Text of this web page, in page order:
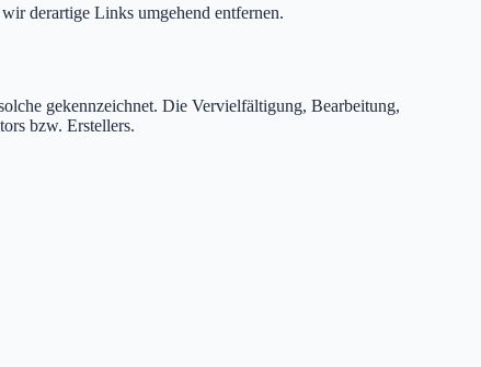
derartige Links umgehend entfernen.
gekennzeichnet. Die Vervielfältigung, Bearbeitung,
bzw. Erstellers.